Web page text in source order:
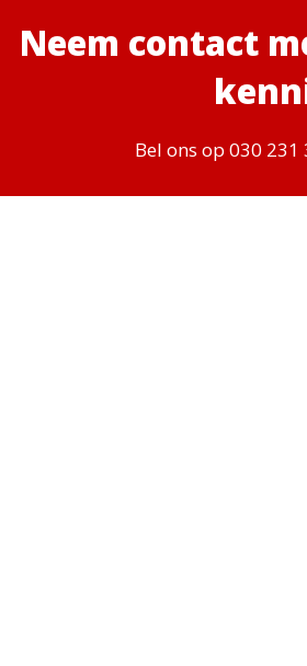
Neem contact
Bel ons op 030